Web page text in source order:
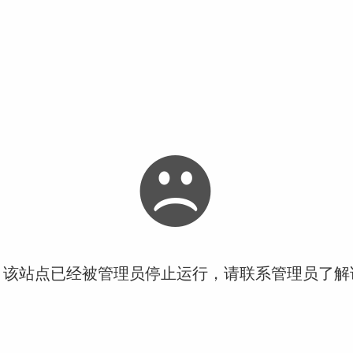
站点已经被管理员停止运行，请联系管理员了